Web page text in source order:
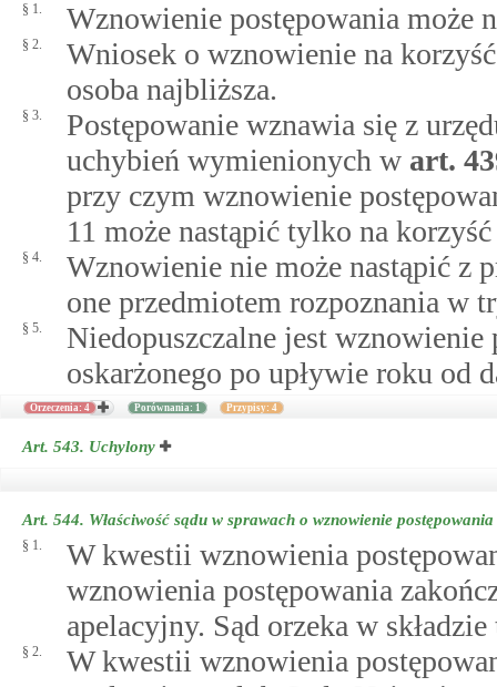
§ 1. Wznowienie postępowania może
§ 2.
Wniosek o wznowienie na
osoba najbliższa.
§ 3.
Postępowanie wznawia się z
uchybień wymienionych w art.
przy czym wznowienie
11 może nastąpić tylko na
§ 4.
Wznowienie nie może nastąpić z
one przedmiotem rozpoznania w
§ 5.
Niedopuszczalne jest wznowienie
oskarżonego po upływie roku od
Orzeczenia: 4 Porównania: 1 Przypisy: 4
Art. 543. Uchylony
Art. 544. Właściwość sądu w sprawach o wznowienie postępowania
§ 1.
W kwestii wznowienia
wznowienia postępowania
apelacyjny. Sąd orzeka w
§ 2.
W kwestii wznowienia